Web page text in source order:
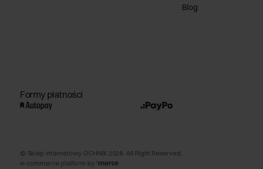
Blog
Formy płatności
© Sklep internetowy OCHNIK 2026 . All Right Reserved.
e-commerce platform by